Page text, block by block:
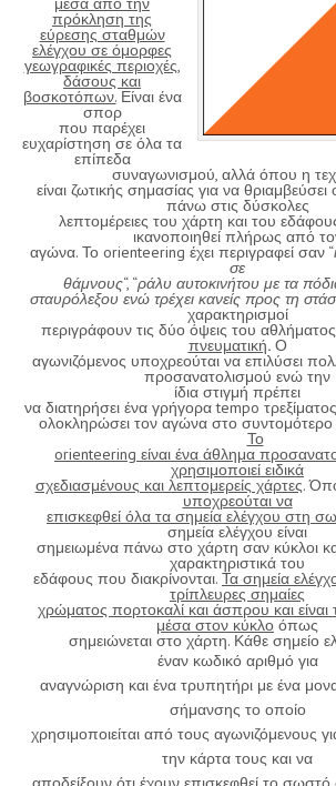
πρόκληση της
εύρεσης σταθμών
ελέγχου σε όμορφες
γεωγραφικές περιοχές,
δάσους και
βοσκοτόπων.Είναι ένα
σπορ
που παρέχει
ευχαρίστηση σε όλα τα
επίπεδα
συναγωνισμού, αλλά όπου η
είναι ζωτικής σημασίας για να
πάνω στις δύσκολες
λεπτομέρειες του χάρτη και του
ικανοποιηθεί πλήρως από
αγώνα. Το orienteering έχει περιγραφεί σαν “
σε
θάμνους“, “ράλυ αυτοκινήτου με τα
σταυρόλεξου ενώ τρέχει κανείς προς τη
χαρακτηρισμοί
περιγράφουν τις δύο όψεις του
πνευματική.Ο
αγωνιζόμενος υποχρεούται να επιλύσει
προσανατολισμού ενώ την
ίδια στιγμή πρέπει
να διατηρήσει ένα γρήγορα tempo
ολοκληρώσει τον αγώνα στο
Το
orienteering είναι ένα άθλημα
χρησιμοποιεί ειδικά
σχεδιασμένους και λεπτομερείς χάρτες.
υποχρεούται να
επισκεφθεί όλα τα σημεία ελέγχου στη
σημεία ελέγχου είναι
σημειωμένα πάνω στο χάρτη σαν κύκλοι
χαρακτηριστικά του
εδάφους που διακρίνονται. Τα σημεία
τρίπλευρες σημαίες
χρώματος πορτοκαλί και άσπρου και είναι
μέσα στον κύκλο όπως
σημειώνεται στο χάρτη. Κάθε σημείο
έναν κωδικό αριθμό για
αναγνώριση και ένα τρυπητήρι με ένα
σήμανσης το οποίο
χρησιμοποιείται από τους αγωνιζόμενους
την κάρτα τους και να